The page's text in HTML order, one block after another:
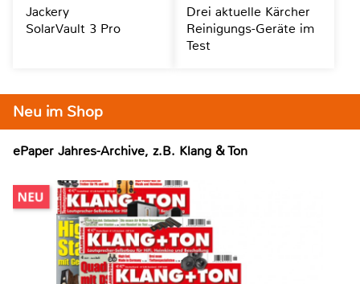
Neu im Shop
ePaper Jahres-Archive, z.B. Klang & Ton
Jackery
SolarVault 3 Pro
Drei aktuelle Kärcher
Reinigungs-Geräte im
Test